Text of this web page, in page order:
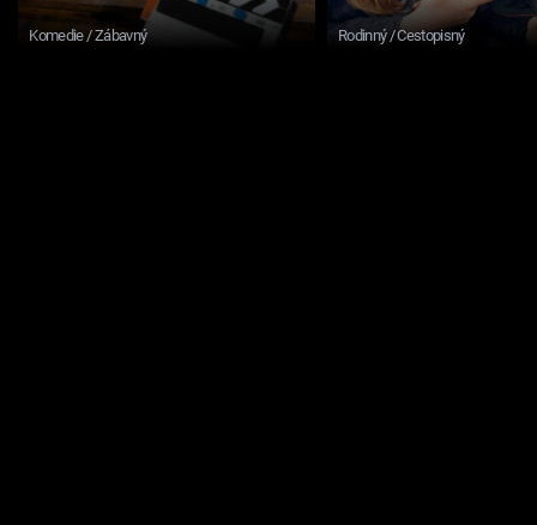
Komedie / Zábavný Rodinný / Cestopisný